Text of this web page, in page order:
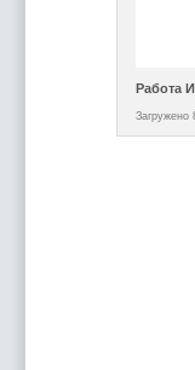
Работа
Загружено